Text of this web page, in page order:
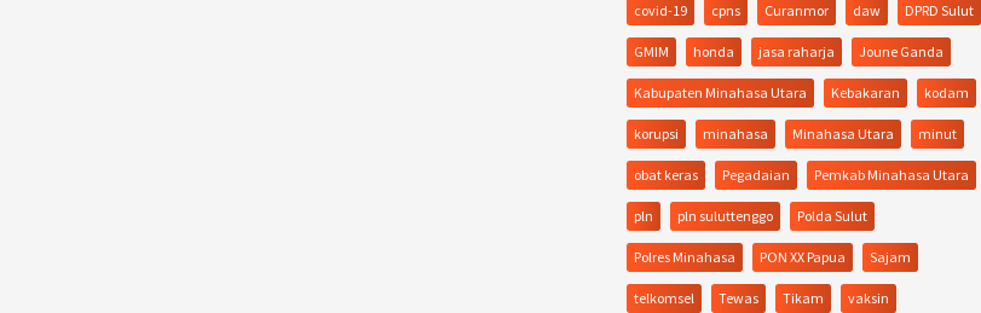
covid-19 cpns Curanmor daw DPRD Sulut
GMIM honda jasa raharja Joune Ganda
Kabupaten Minahasa Utara Kebakaran kodam
korupsi minahasa Minahasa Utara minut
obat keras Pegadaian Pemkab Minahasa Utara
pln pln suluttenggo Polda Sulut
Polres Minahasa PON XX Papua Sajam
telkomsel Tewas Tikam vaksin